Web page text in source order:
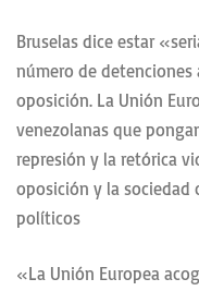
Bruselas dice estar
número de
oposición. La Unión
venezolanas que
represión y la retórica
oposición y la sociedad
políticos
«La Unión Europea